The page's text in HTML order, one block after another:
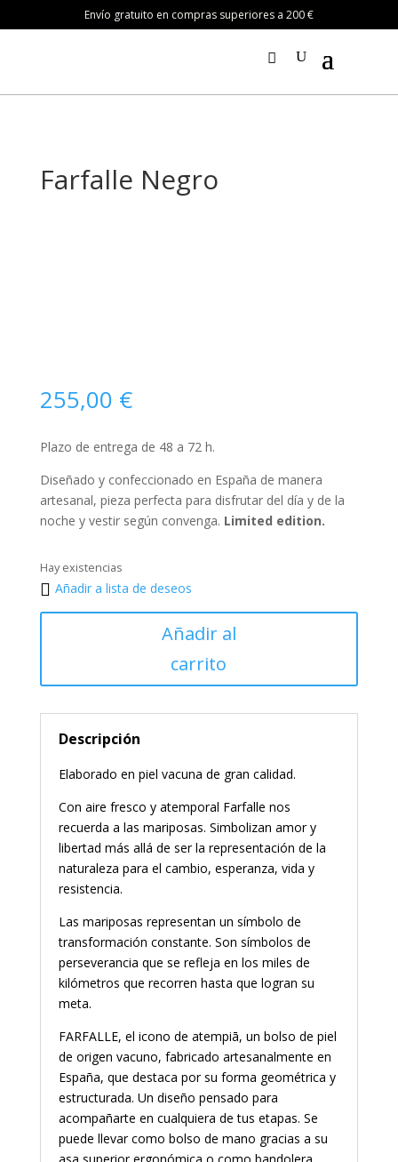
Envío gratuito en compras superiores a 200 €
Farfalle Negro
255,00 €
Plazo de entrega de 48 a 72 h.
Diseñado y confeccionado en España de manera
artesanal, pieza perfecta para disfrutar del día y de la
noche y vestir según convenga. Limited edition.
Hay existencias
Añadir a lista de deseos
Añadir al
carrito
Descripción
Elaborado en piel vacuna de gran calidad.
Con aire fresco y atemporal Farfalle nos
recuerda a las mariposas. Simbolizan amor y
libertad más allá de ser la representación de la
naturaleza para el cambio, esperanza, vida y
resistencia.
Las mariposas representan un símbolo de
transformación constante. Son símbolos de
perseverancia que se refleja en los miles de
kilómetros que recorren hasta que logran su
meta.
FARFALLE, el icono de atempiā, un bolso de piel
de origen vacuno, fabricado artesanalmente en
España, que destaca por su forma geométrica y
estructurada. Un diseño pensado para
acompañarte en cualquiera de tus etapas. Se
puede llevar como bolso de mano gracias a su